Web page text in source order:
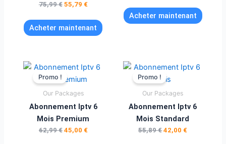
75,99€ 55,79 €
Acheter maintenant
Acheter maintenant
Promo !
Our Packages
Abonnement Iptv 6
Mois Premium
62,99€
Le
initial
était :
62,99 €.
45,00 €
Le
Promo !
Our Packages
Abonnement Iptv 6
Mois Standard
55,89€
Le
initial
était :
55,89 €.
42,00 €
Le